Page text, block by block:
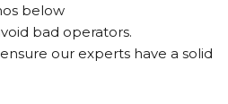
below
bad operators.
our experts have a solid